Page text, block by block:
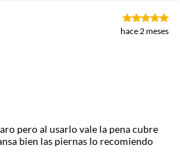
hace 2 meses
pero al usarlo vale la pena cubre
bien las piernas lo recomiendo